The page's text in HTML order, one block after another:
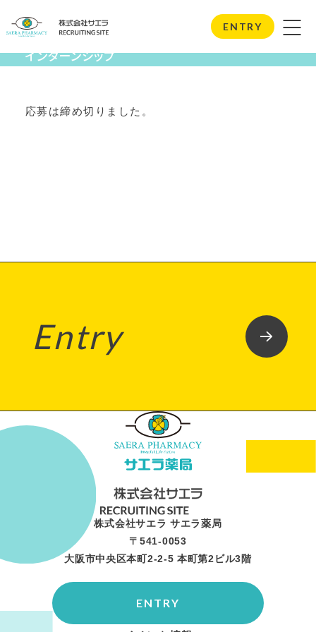
ENTRY
Internship
インターンシップ
応募は締め切りました。
Entry
株式会社サエラ サエラ薬局
〒541-0053
大阪市中央区本町2-2-5 本町第2ビル3階
ENTRY